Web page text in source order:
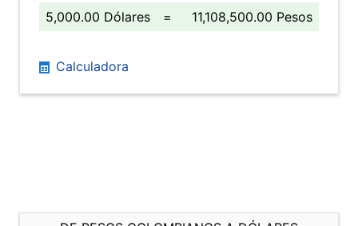
5,000.00 Dólares
= 11,108,500.00 Pesos
Calculadora